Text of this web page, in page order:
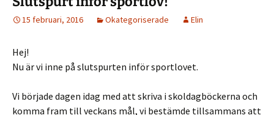
15 februari, 2016 Okategoriserade Elin
Hej!
Nu är vi inne på slutspurten inför sportlovet.
Vi började dagen idag med att skriva i skoldagböckerna och
komma fram till veckans mål, vi bestämde tillsammans att